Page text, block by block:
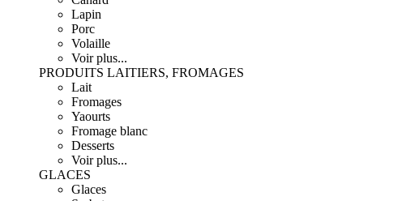
Lapin
Porc
Volaille
Voir plus...
PRODUITS LAITIERS, FROMAGES
Lait
Fromages
Yaourts
Fromage blanc
Desserts
Voir plus...
GLACES
Glaces